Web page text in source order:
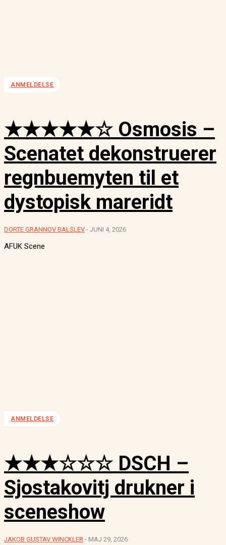
ANMELDELSE
★★★★★☆ Osmosis –
Scenatet dekonstruerer
regnbuemyten til et
dystopisk mareridt
DORTE GRANNOV BALSLEV - JUNI 4, 2026
AFUK Scene
ANMELDELSE
★★★☆☆☆ DSCH –
Sjostakovitj drukner i
sceneshow
JAKOB GUSTAV WINCKLER - MAJ 29, 2026